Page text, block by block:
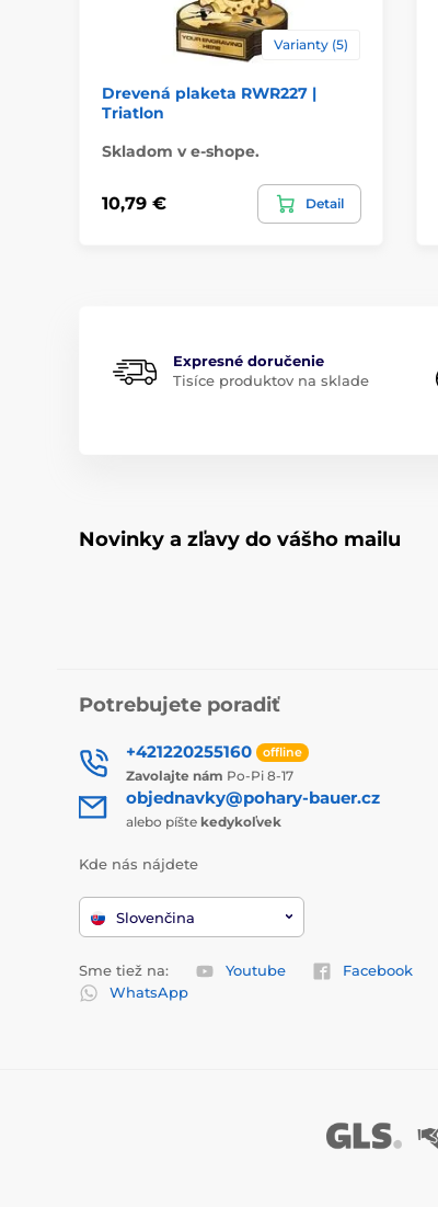
Varianty (5)
Drevená plaketa RWR227 |
Triatlon
Skladom v e-shope.
10,79 € Detail
Expresné doručenie
Tisíce produktov na sklade
Novinky a zľavy do vášho mailu
Potrebujete poradiť
+421220255160 offline
Zavolajte nám Po-Pi 8-17
objednavky@pohary-bauer.cz
alebo píšte kedykoľvek
Kde nás nájdete
Slovenčina
Sme tiež na: Youtube Facebook
WhatsApp